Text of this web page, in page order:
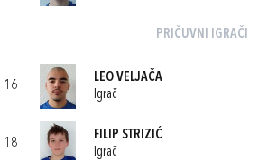
PRIČUVNI IGRAČI
16
LEO VELJAČA
Igrač
18
FILIP STRIZIĆ
Igrač